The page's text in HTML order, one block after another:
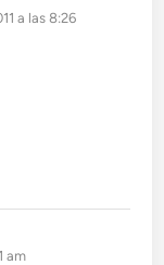
a las 8:26
am